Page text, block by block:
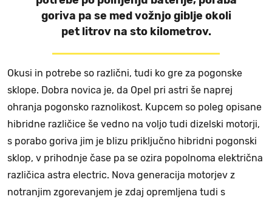
goriva pa se med vožnjo giblje okoli
pet litrov na sto kilometrov.
Okusi in potrebe so različni, tudi ko gre za pogonske
sklope. Dobra novica je, da Opel pri astri še naprej
ohranja pogonsko raznolikost. Kupcem so poleg opisane
hibridne različice še vedno na voljo tudi dizelski motorji,
s porabo goriva jim je blizu priključno hibridni pogonski
sklop, v prihodnje čase pa se ozira popolnoma električna
različica astra electric. Nova generacija motorjev z
notranjim zgorevanjem je zdaj opremljena tudi s